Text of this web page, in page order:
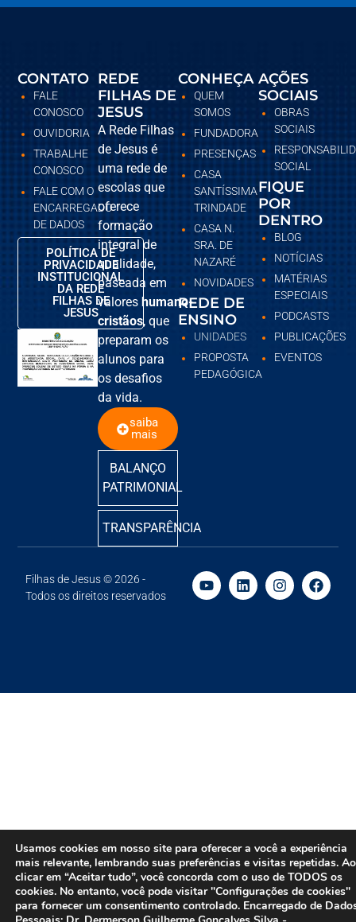
REDE
FILHAS DE
JESUS
A Rede Filhas
de Jesus é
uma rede de
escolas que
oferece
formação
integral de
qualidade,
baseada em
valores humano-
cristãos, que
preparam os
alunos para
os desafios
da vida.
saiba
mais
BALANÇO
PATRIMONIAL
TRANSPARÊNCIA
CONHEÇA
QUEM
SOMOS
FUNDADORA
PRESENÇAS
CASA
SANTÍSSIMA
TRINDADE
CASA N.
SRA. DE
NAZARÉ
NOVIDADES
REDE DE
ENSINO
UNIDADES
PROPOSTA
PEDAGÓGICA
AÇÕES
SOCIAIS
OBRAS
SOCIAIS
SOCIAL
FIQUE
POR
DENTRO
BLOG
NOTÍCIAS
MATÉRIAS
ESPECIAIS
PODCASTS
PUBLICAÇÕES
EVENTOS
CONTATO
FALE
CONOSCO
OUVIDORIA
TRABALHE
CONOSCO
FALE COM O
ENCARREGADO
DE DADOS
POLÍTICA DE
PRIVACIDADE
INSTITUCIONAL
DA REDE
FILHAS DE
JESUS
Filhas de Jesus © 2026 -
Todos os direitos reservados
Usamos cookies em nosso site para oferecer a você a experiência
mais relevante, lembrando suas preferências e visitas repetidas. Ao
clicar em “Aceitar tudo”, você concorda com o uso de TODOS os
cookies. No entanto, você pode visitar "Configurações de cookies"
para fornecer um consentimento controlado. Encarregado de